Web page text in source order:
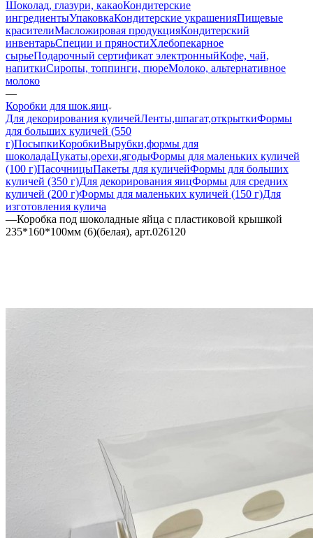
Шоколад, глазури, какаоКондитерские
ингредиентыУпаковкаКондитерские украшенияПищевые
красителиМасложировая продукцияКондитерский
инвентарьСпеции и пряностиХлебопекарное
сырьеПодарочный сертификат электронныйКофе, чай,
напиткиСиропы, топпинги, пюреМолоко, альтернативное
молоко
—
Коробки для шок.яиц
Для декорирования куличейЛенты,шпагат,открыткиФормы
для больших куличей (550
г)ПосыпкиКоробкиВырубки,формы для
шоколадаЦукаты,орехи,ягодыФормы для маленьких куличей
(100 г)ПасочницыПакеты для куличейФормы для больших
куличей (350 г)Для декорирования яицФормы для средних
куличей (200 г)Формы для маленьких куличей (150 г)Для
изготовления кулича
—Коробка под шоколадные яйца с пластиковой крышкой
235*160*100мм (6)(белая), арт.026120